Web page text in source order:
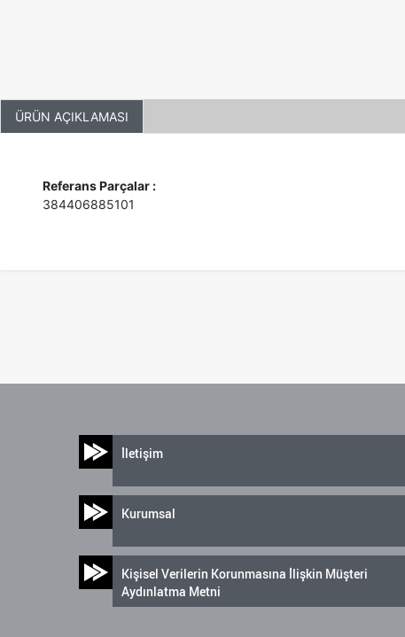
ÜRÜN AÇIKLAMASI
Referans Parçalar :
384406885101
İletişim
Kurumsal
Kişisel Verilerin Korunmasına İlişkin Müşteri
Aydınlatma Metni